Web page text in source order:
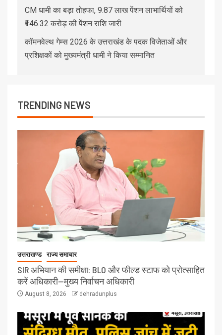
CM धामी का बड़ा तोहफा, 9.87 लाख पेंशन लाभार्थियों को
₹146.32 करोड़ की पेंशन राशि जारी
कॉमनवेल्थ गेम्स 2026 के उत्तराखंड के पदक विजेताओं और
प्रशिक्षकों को मुख्यमंत्री धामी ने किया सम्मानित
TRENDING NEWS
उत्तराखण्ड राज्य समाचार
SIR अभियान की समीक्षा: BLO और फील्ड स्टाफ को प्रोत्साहित
करें अधिकारी—मुख्य निर्वाचन अधिकारी
August 8, 2026 dehradunplus